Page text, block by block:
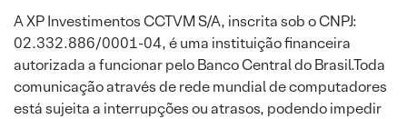
A XP Investimentos CCTVM S/A, inscrita sob o CNPJ:
02.332.886/0001-04, é uma instituição financeira
autorizada a funcionar pelo Banco Central do Brasil.Toda
comunicação através de rede mundial de computadores
está sujeita a interrupções ou atrasos, podendo impedir